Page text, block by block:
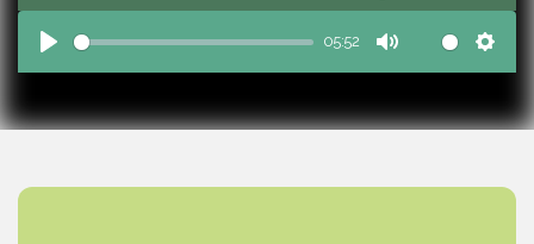
Play
05:52
Mute